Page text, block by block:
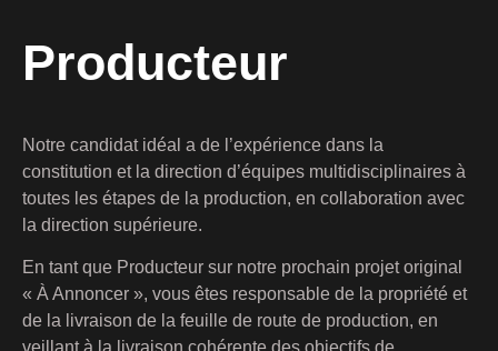
Producteur
Notre candidat idéal a de l’expérience dans la
constitution et la direction d’équipes multidisciplinaires à
toutes les étapes de la production, en collaboration avec
la direction supérieure.
En tant que Producteur sur notre prochain projet original
« À Annoncer », vous êtes responsable de la propriété et
de la livraison de la feuille de route de production, en
veillant à la livraison cohérente des objectifs de